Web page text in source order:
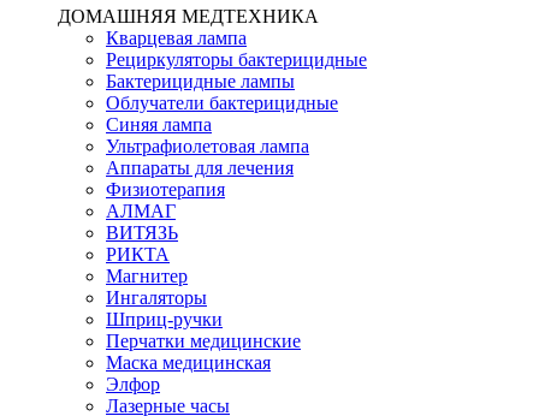
ДОМАШНЯЯ МЕДТЕХНИКА
Кварцевая лампа
Рециркуляторы бактерицидные
Бактерицидные лампы
Облучатели бактерицидные
Синяя лампа
Ультрафиолетовая лампа
Аппараты для лечения
Физиотерапия
АЛМАГ
ВИТЯЗЬ
РИКТА
Магнитер
Ингаляторы
Шприц-ручки
Перчатки медицинские
Маска медицинская
Элфор
Лазерные часы